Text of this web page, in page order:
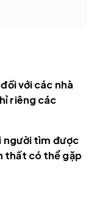
với các nhà
riêng các
người tìm được
thất có thể gặp